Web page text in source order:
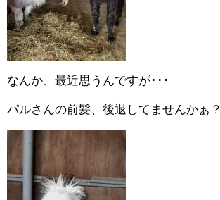
なんか、最近思うんですが･･･
パルさんの前髪、後退してませんかぁ？